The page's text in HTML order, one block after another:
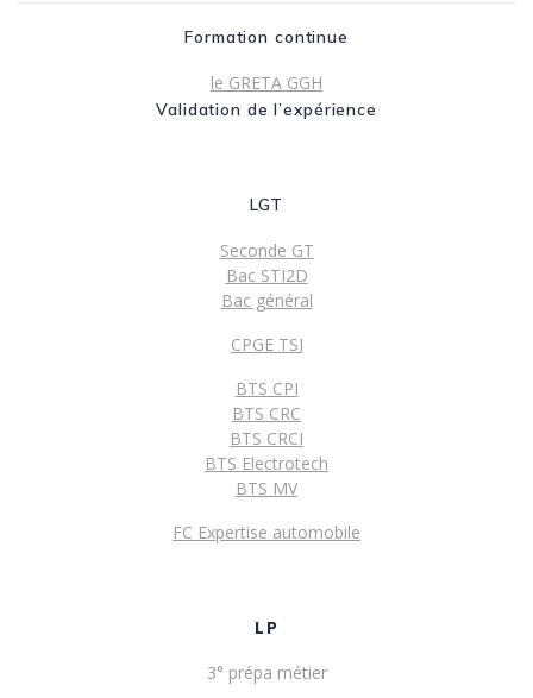
Formation continue
le GRETA GGH
Validation de l’expérience
LGT
Seconde GT
Bac STI2D
Bac général
CPGE TSI
BTS CPI
BTS CRC
BTS CRCI
BTS Electrotech
BTS MV
FC Expertise automobile
LP
3° prépa métier